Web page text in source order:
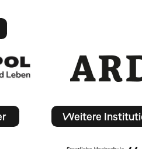
Weitere